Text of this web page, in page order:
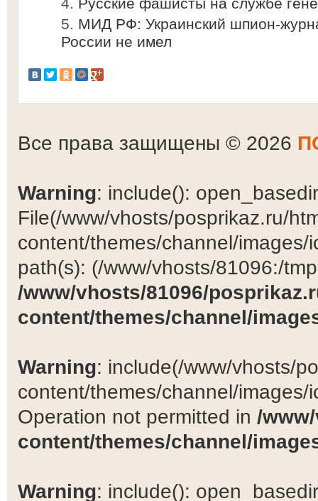
МИД РФ: Украинский шпион-
России не имел
Все права защищены © 2026
Warning: include():
File(/www/vhosts/posprikaz.ru/
content/themes/channel/
path(s): (/www/vhosts/81096:/
/www/vhosts/81096/
content/themes/channel/
Warning: include(/www/vhosts/
content/themes/channel/
Operation not permitted in /
content/themes/channel/
Warning: include():